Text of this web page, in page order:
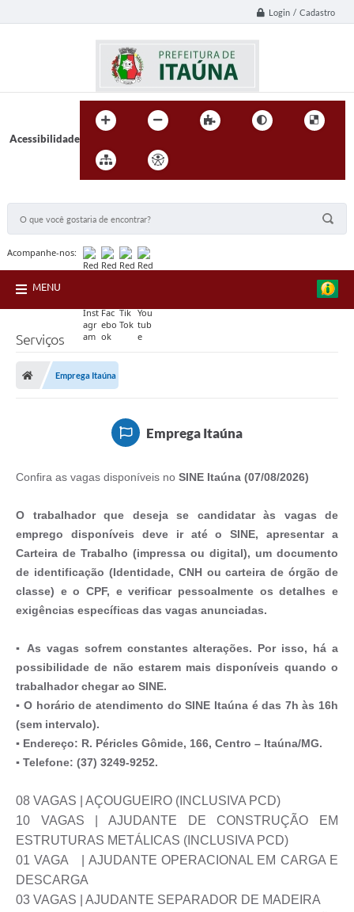
Login / Cadastro
Acessibilidade
Acompanhe-nos:
MENU
Serviços
Emprega Itaúna
Emprega Itaúna
Confira as vagas disponíveis no SINE Itaúna (07/08/2026)
O trabalhador que deseja se candidatar às vagas de
emprego disponíveis deve ir até o SINE, apresentar a
Carteira de Trabalho (impressa ou digital), um documento
de identificação (Identidade, CNH ou carteira de órgão de
classe) e o CPF, e verificar pessoalmente os detalhes e
exigências específicas das vagas anunciadas.
▪ As vagas sofrem constantes alterações. Por isso, há a
possibilidade de não estarem mais disponíveis quando o
trabalhador chegar ao SINE.
▪ O horário de atendimento do SINE Itaúna é das 7h às 16h
(sem intervalo).
▪ Endereço: R. Péricles Gômide, 166, Centro – Itaúna/MG.
▪ Telefone: (37) 3249-9252.
08 VAGAS | AÇOUGUEIRO (INCLUSIVA PCD)
10 VAGAS | AJUDANTE DE CONSTRUÇÃO EM
ESTRUTURAS METÁLICAS (INCLUSIVA PCD)
01 VAGA | AJUDANTE OPERACIONAL EM CARGA E
DESCARGA
03 VAGAS | AJUDANTE SEPARADOR DE MADEIRA